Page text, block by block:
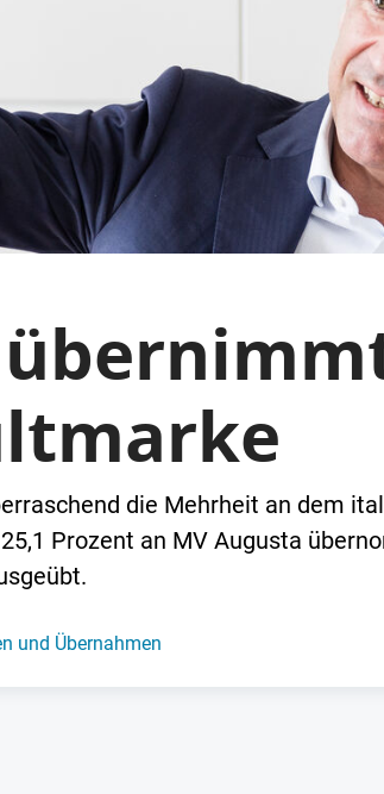
die Mehrheit an dem
Prozent an MV Augusta
und Übernahmen